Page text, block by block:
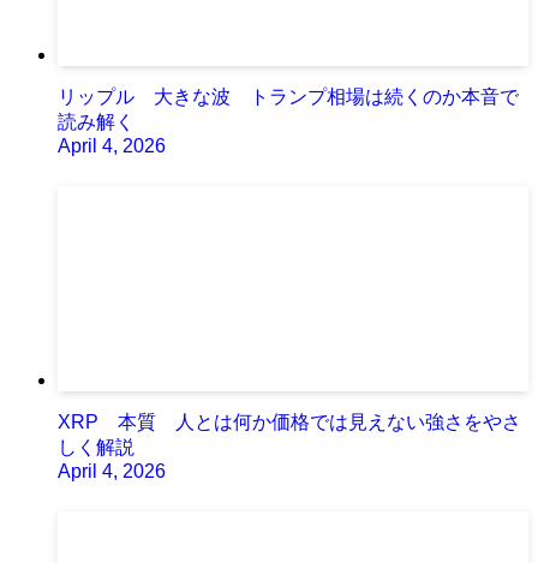
リップル 大きな波 トランプ相場は続くのか本音で
読み解く
April 4, 2026
XRP 本質 人とは何か価格では見えない強さをやさ
しく解説
April 4, 2026